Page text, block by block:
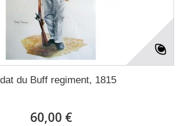
du Buff regiment, 1815
60,00 €